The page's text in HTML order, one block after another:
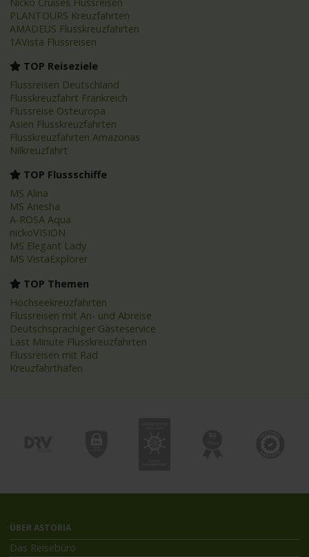
PLANTOURS Kreuzfahrten
AMADEUS Flusskreuzfahrten
1AVista Flussreisen
TOP Reiseziele
Flussreisen Deutschland
Flusskreuzfahrt Frankreich
Flussreise Osteuropa
Asien Flusskreuzfahrten
Flusskreuzfahrten Amazonas
Nilkreuzfahrt
TOP Flussschiffe
MS Alina
MS Anesha
A-ROSA Aqua
nickoVISION
MS Elegant Lady
MS VistaExplorer
TOP Themen
Hochseekreuzfahrten
Flussreisen mit An- und Abreise
Deutschsprachiger Gästeservice
Last Minute Flusskreuzfahrten
Flussreisen mit Rad
Kreuzfahrthäfen
ÜBER ASTORIA
Das Reisebüro